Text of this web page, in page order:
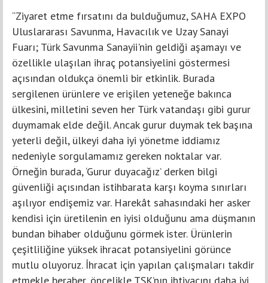
“Ziyaret etme fırsatını da bulduğumuz, SAHA EXPO
Uluslararası Savunma, Havacılık ve Uzay Sanayi
Fuarı; Türk Savunma Sanayii'nin geldiği aşamayı ve
özellikle ulaşılan ihraç potansiyelini göstermesi
açısından oldukça önemli bir etkinlik. Burada
sergilenen ürünlere ve erişilen yeteneğe bakınca
ülkesini, milletini seven her Türk vatandaşı gibi gurur
duymamak elde değil. Ancak gurur duymak tek başına
yeterli değil, ülkeyi daha iyi yönetme iddiamız
nedeniyle sorgulamamız gereken noktalar var.
Örneğin burada, ‘Gurur duyacağız’ derken bilgi
güvenliği açısından istihbarata karşı koyma sınırları
aşılıyor endişemiz var. Harekât sahasındaki her asker
kendisi için üretilenin en iyisi olduğunu ama düşmanın
bundan bihaber olduğunu görmek ister. Ürünlerin
çeşitliliğine yüksek ihracat potansiyelini görünce
mutlu oluyoruz. İhracat için yapılan çalışmaları takdir